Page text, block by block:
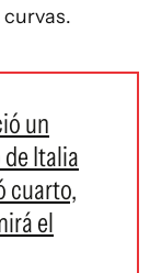
curvas.
un
Italia
cuarto,
el